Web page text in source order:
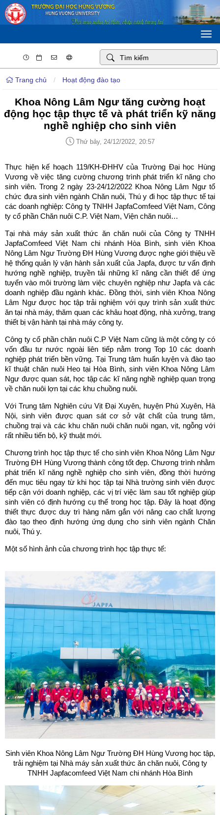
Trang chủ / Hoạt động đào tạo
Khoa Nông Lâm Ngư tăng cường hoạt
động học tập thực tế và phát triển kỹ năng
nghề nghiệp cho sinh viên
Thứ bảy, 24/12/2022, 20:57
Thực hiện kế hoạch 119/KH-ĐHHV của Trường Đại học Hùng
Vương về việc tăng cường chương trình phát triển kĩ năng cho
sinh viên. Trong 2 ngày 23-24/12/2022 Khoa Nông Lâm Ngư tổ
chức đưa sinh viên ngành Chăn nuôi, Thú y đi học tập thực tế tại
các doanh nghiệp: Công ty TNHH JapfaComfeed Việt Nam, Công
ty cổ phần Chăn nuôi C.P. Việt Nam, Viện chăn nuôi…
Tại nhà máy sản xuất thức ăn chăn nuôi của Công ty TNHH
JapfaComfeed Việt Nam chi nhánh Hòa Bình, sinh viên Khoa
Nông Lâm Ngư Trường ĐH Hùng Vương được nghe giới thiệu về
hệ thống quản lý vận hành sản xuất của Japfa, được tư vấn định
hướng nghề nghiệp, truyền tải những kĩ năng cần thiết để ứng
tuyển vào môi trường làm việc chuyên nghiệp như Japfa và các
doanh nghiệp đầu ngành khác. Đồng thời, sinh viên Khoa Nông
Lâm Ngư được học tập trải nghiệm với quy trình sản xuất thức
ăn tại nhà máy, thăm quan các khâu hoạt động, nhà xưởng, trang
thiết bị vận hành tại nhà máy công ty.
Công ty cổ phần chăn nuôi C.P Việt Nam cũng là một công ty có
vốn đầu tư nước ngoài liên tiếp nằm trong Top 10 các doanh
nghiệp phát triển bền vững. Tại Trung tâm huấn luyện và đào tạo
kĩ thuật chăn nuôi Heo tại Hòa Bình, sinh viên Khoa Nông Lâm
Ngư được quan sát, học tập các kĩ năng nghề nghiệp quan trọng
về chăn nuôi lợn tại các khu chuồng nuôi.
Với Trung tâm Nghiên cứu Vịt Đại Xuyên, huyện Phú Xuyên, Hà
Nội, sinh viên được quan sát cơ sở vật chất của trung tâm,
chuồng trại và các khu chăn nuôi chăn nuôi ngan, vịt, ngỗng với
rất nhiều tiến bộ, kỹ thuật mới.
Chương trình học tập thực tế cho sinh viên Khoa Nông Lâm Ngư
Trường ĐH Hùng Vương thành công tốt đẹp. Chương trình nhằm
phát triển kĩ năng nghề nghiệp cho sinh viên, đồng thời hướng
đến mục tiêu ngay từ khi học tập tại Nhà trường sinh viên được
tiếp cận với doanh nghiệp, các vị trí việc làm sau tốt nghiệp giúp
sinh viên có định hướng cụ thể trong học tập. Đây là hoạt động
thiết thực được duy trì hàng năm gắn với nâng cao chất lượng
đào tạo theo định hướng ứng dụng cho sinh viên ngành Chăn
nuôi, Thú y.
Một số hình ảnh của chương trình học tập thực tế:
Sinh viên Khoa Nông Lâm Ngư Trường ĐH Hùng Vương học tập,
trải nghiệm tại Nhà máy sản xuất thức ăn chăn nuôi, Công ty
TNHH Japfacomfeed Việt Nam chi nhánh Hòa Bình